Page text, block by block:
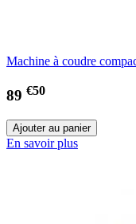
Machine à coudre
89 €50
En savoir plus